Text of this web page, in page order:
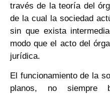
través de la teoría del
de la cual la sociedad
sin que exista
modo que el acto del
jurídica.
El funcionamiento de la
planos, no siempre